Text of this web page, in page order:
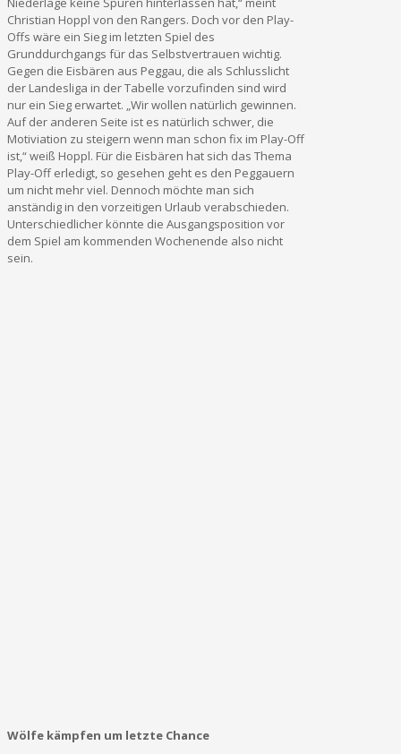
Christian Hoppl von den Rangers. Doch vor den Play-
Offs wäre ein Sieg im letzten Spiel des
Grunddurchgangs für das Selbstvertrauen wichtig.
Gegen die Eisbären aus Peggau, die als Schlusslicht
der Landesliga in der Tabelle vorzufinden sind wird
nur ein Sieg erwartet. „Wir wollen natürlich gewinnen.
Auf der anderen Seite ist es natürlich schwer, die
Motiviation zu steigern wenn man schon fix im Play-Off
ist,“ weiß Hoppl. Für die Eisbären hat sich das Thema
Play-Off erledigt, so gesehen geht es den Peggauern
um nicht mehr viel. Dennoch möchte man sich
anständig in den vorzeitigen Urlaub verabschieden.
Unterschiedlicher könnte die Ausgangsposition vor
dem Spiel am kommenden Wochenende also nicht
sein.
Wölfe kämpfen um letzte Chance